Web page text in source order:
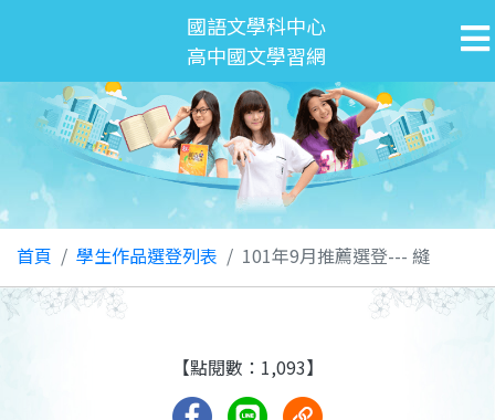
國語文學科中心
高中國文學習網
首頁 學生作品選登列表 101年9月推薦選登--- 縫
【點閱數：1,093】